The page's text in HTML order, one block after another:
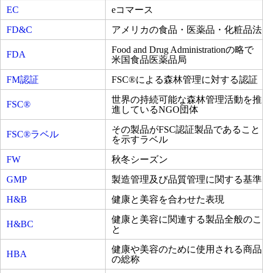
EC
eコマース
FD&C
アメリカの食品・医薬品・化粧品法
FDA
Food and Drug Administrationの略で
米国食品医薬品局
FM認証
FSC®による森林管理に対する認証
FSC®
世界の持続可能な森林管理活動を推
進しているNGO団体
FSC®ラベル
その製品がFSC認証製品であること
を示すラベル
FW
秋冬シーズン
GMP
製造管理及び品質管理に関する基準
H&B
健康と美容を合わせた表現
H&BC
健康と美容に関連する製品全般のこ
と
HBA
健康や美容のために使用される商品
の総称